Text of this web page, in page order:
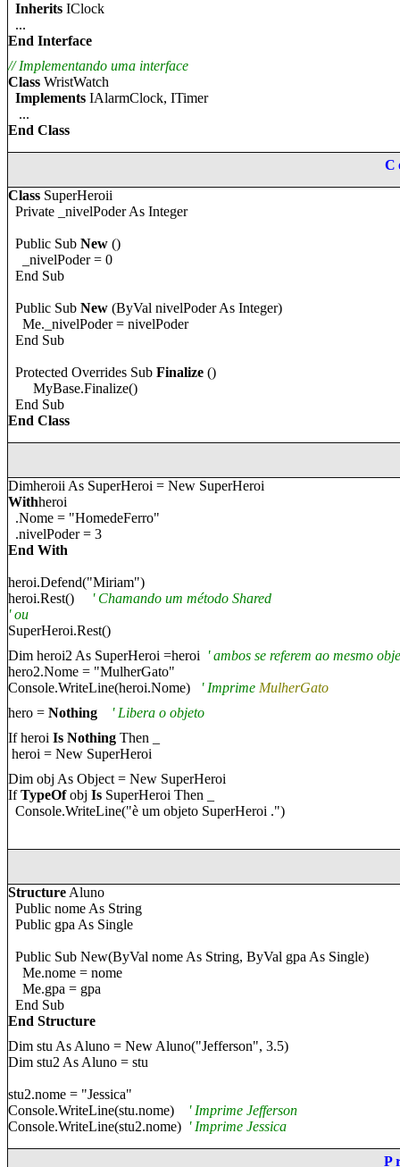
Inherits IClock
...
End Interface
//Implementando uma interface
Class WristWatch
Implements IAlarmClock, ITimer
...
End Class
Class SuperHeroii
Private _nivelPoder As Integer
Public Sub New ()
_nivelPoder = 0
End Sub
Public Sub New (ByVal nivelPoder As Integer)
Me._nivelPoder = nivelPoder
End Sub
Protected Overrides Sub Finalize ()
MyBase.Finalize()
End Sub
End Class
Dimheroii As SuperHeroi = New SuperHeroi
Withheroi
.Nome = "HomedeFerro"
.nivelPoder = 3
End With
heroi.Defend("Miriam")
heroi.Rest() ' Chamando um método Shared
'ou
SuperHeroi.Rest()
Dim heroi2 As SuperHeroi =heroi 'ambos se referem ao mesmo
hero2.Nome = "MulherGato"
Console.WriteLine(heroi.Nome) ' Imprime MulherGato
hero = Nothing ' Libera o objeto
If heroi Is Nothing Then _
heroi = New SuperHeroi
Dim obj As Object = New SuperHeroi
IfTypeOfobj Is SuperHeroi Then _
Console.WriteLine("è um objeto SuperHeroi .")
Structure Aluno
Public nome As String
Public gpa As Single
Public Sub New(ByVal nome As String, ByVal gpa As Single)
Me.nome = nome
Me.gpa = gpa
End Sub
End Structure
Dim stu As Aluno = New Aluno("Jefferson", 3.5)
Dim stu2 As Aluno = stu
stu2.nome = "Jessica"
Console.WriteLine(stu.nome) ' Imprime Jefferson
Console.WriteLine(stu2.nome) ' Imprime Jessica